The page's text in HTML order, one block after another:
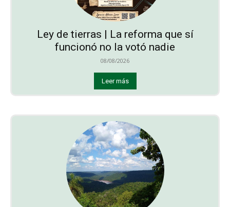
Ley de tierras | La reforma que sí
funcionó no la votó nadie
08/08/2026
Leer más